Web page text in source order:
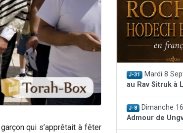
qui s’apprêtait à fêter
J-31 Mardi 8
au Rav Sitruk à
J-8 Dimanche
Admour de